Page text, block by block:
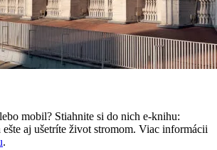
mobil? Stiahnite si do nich e-knihu:
aj ušetríte život stromom. Viac informácii
.